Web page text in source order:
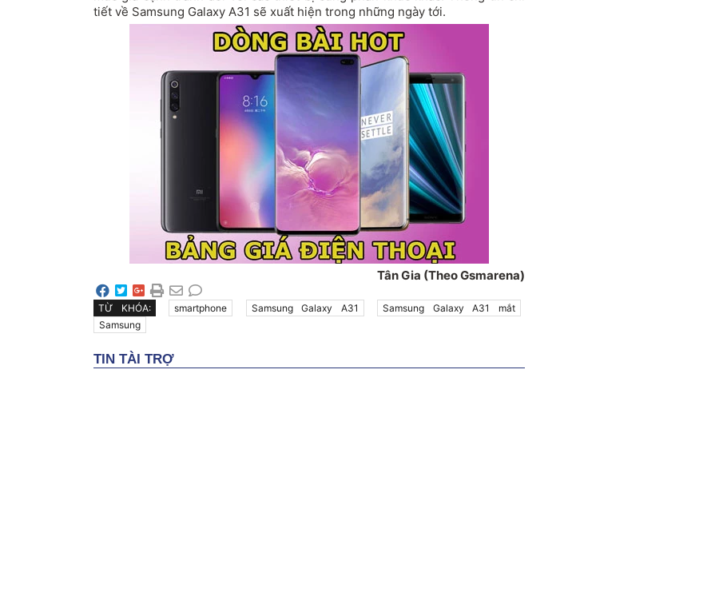
tiết về Samsung Galaxy A31 sẽ xuất hiện trong những ngày tới.
Tân Gia (Theo Gsmarena)
TỪ KHÓA: smartphone Samsung Galaxy A31
Samsung Galaxy A31 mắt
Samsung